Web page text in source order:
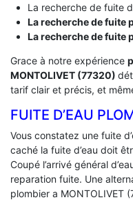
La recherche de fuite
La recherche de fuite
La recherche de fuite
Grace à notre expérience
MONTOLIVET (77320)
tarif clair et précis, et
FUITE D’EAU
Vous constatez une fuite
caché la fuite d’eau doit
Coupé l’arrivé général
reparation fuite. Une
plombier a MONTOLIVET